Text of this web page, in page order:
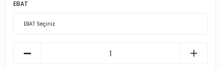
EBAT